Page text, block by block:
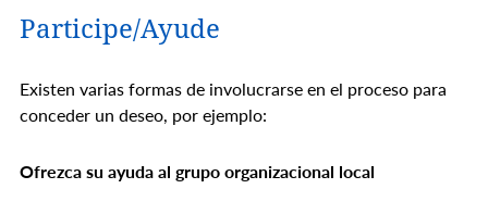
Participe/Ayude
Existen varias formas de involucrarse en el proceso para
conceder un deseo, por ejemplo:
Ofrezca su ayuda al grupo organizacional local